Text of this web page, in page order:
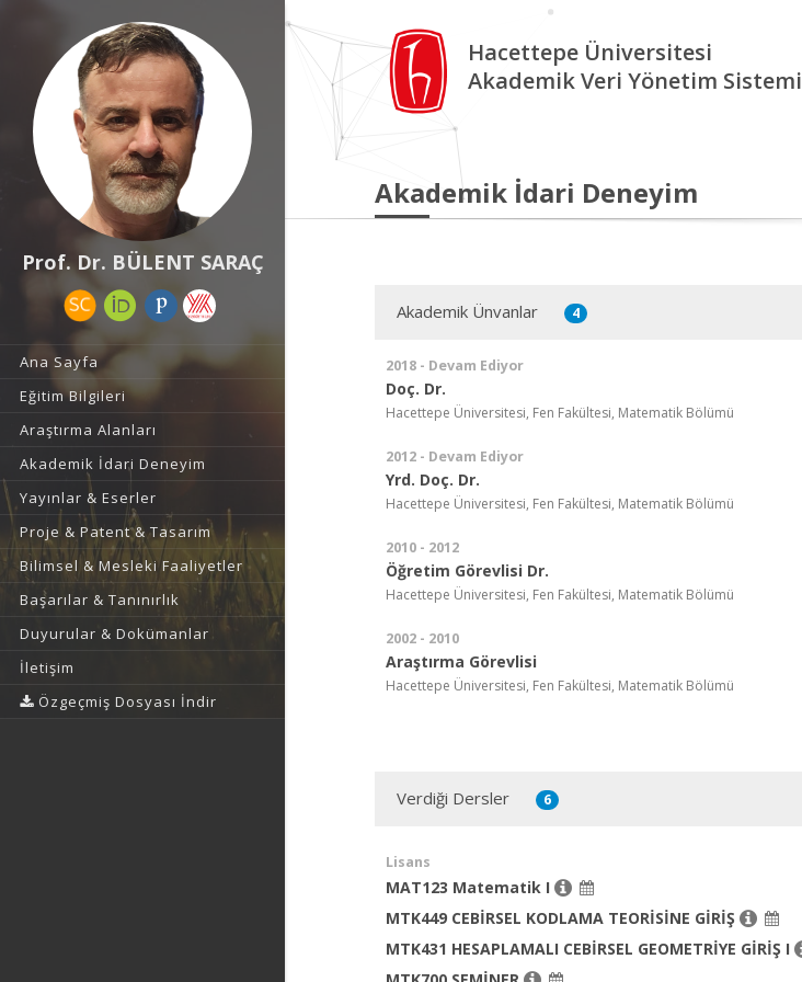
Prof. Dr. BÜLENT SARAÇ
Ana Sayfa
Eğitim Bilgileri
Araştırma Alanları
Akademik İdari Deneyim
Yayınlar & Eserler
Proje & Patent & Tasarım
Bilimsel & Mesleki Faaliyetler
Başarılar & Tanınırlık
Duyurular & Dokümanlar
İletişim
Özgeçmiş Dosyası İndir
Hacettepe Üniversitesi
Akademik Veri Yönetim Sistemi
Akademik İdari Deneyim
Akademik Ünvanlar 4
2018 - Devam Ediyor
Doç. Dr.
Hacettepe Üniversitesi, Fen Fakültesi, Matematik Bölümü
2012 - Devam Ediyor
Yrd. Doç. Dr.
Hacettepe Üniversitesi, Fen Fakültesi, Matematik Bölümü
2010 - 2012
Öğretim Görevlisi Dr.
Hacettepe Üniversitesi, Fen Fakültesi, Matematik Bölümü
2002 - 2010
Araştırma Görevlisi
Hacettepe Üniversitesi, Fen Fakültesi, Matematik Bölümü
Verdiği Dersler 6
Lisans
MAT123 Matematik I
MTK449 CEBİRSEL KODLAMA TEORİSİNE GİRİŞ
MTK431 HESAPLAMALI CEBİRSEL GEOMETRİYE GİRİŞ I